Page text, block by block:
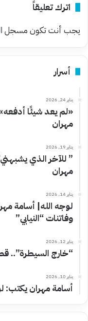
اترك تعليقاً
يجب أنت تكونمسجل
أسرار
يناير 24, 2026
«لم يعد شيئًا
مهران
يناير 19, 2026
” للآخر الذي
مهران
يناير 14, 2026
لوجه الله| أسامة
وفاتنات “النيابي”
يناير 12, 2026
“خارج السيطرة”..
يناير 10, 2026
أسامة مهران يكتب: